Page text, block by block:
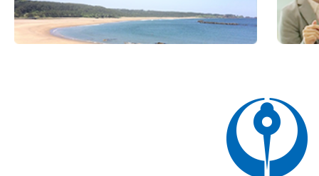
八
戸